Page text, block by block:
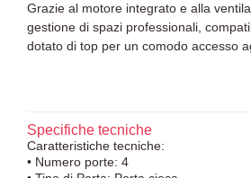
Grazie al motore integrato e alla
gestione di spazi professionali,
dotato di top per un comodo accesso
Specifiche tecniche
Caratteristiche tecniche:
• Numero porte: 4